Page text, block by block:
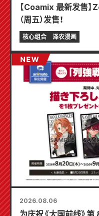
【Coamix 最新发售
（周五）发售！
核心组合 泽农漫画
2026.08.06